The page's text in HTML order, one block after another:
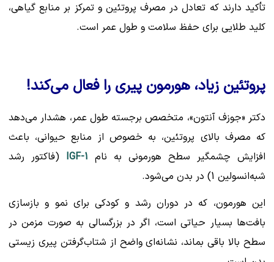
تأکید دارند که تعادل در مصرف پروتئین و تمرکز بر منابع گیاهی،
کلید طلایی برای حفظ سلامت و طول عمر است.
پروتئین زیاد، هورمون پیری را فعال می‌کند!
دکتر «جوزف آنتون»، متخصص برجسته طول عمر، هشدار می‌دهد
که مصرف بالای پروتئین، به خصوص از منابع حیوانی، باعث
افزایش چشمگیر سطح هورمونی به نام IGF-1 (فاکتور رشد
شبه‌انسولین 1) در بدن می‌شود.
این هورمون، که در دوران رشد و کودکی برای نمو و بازسازی
بافت‌ها بسیار حیاتی است، اگر در بزرگسالی به صورت مزمن در
سطح بالا باقی بماند، نشانه‌ای واضح از شتاب‌گرفتن پیری زیستی